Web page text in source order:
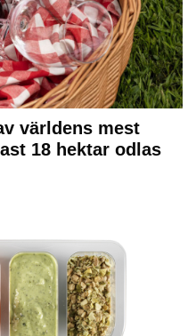
världens mest
18 hektar odlas